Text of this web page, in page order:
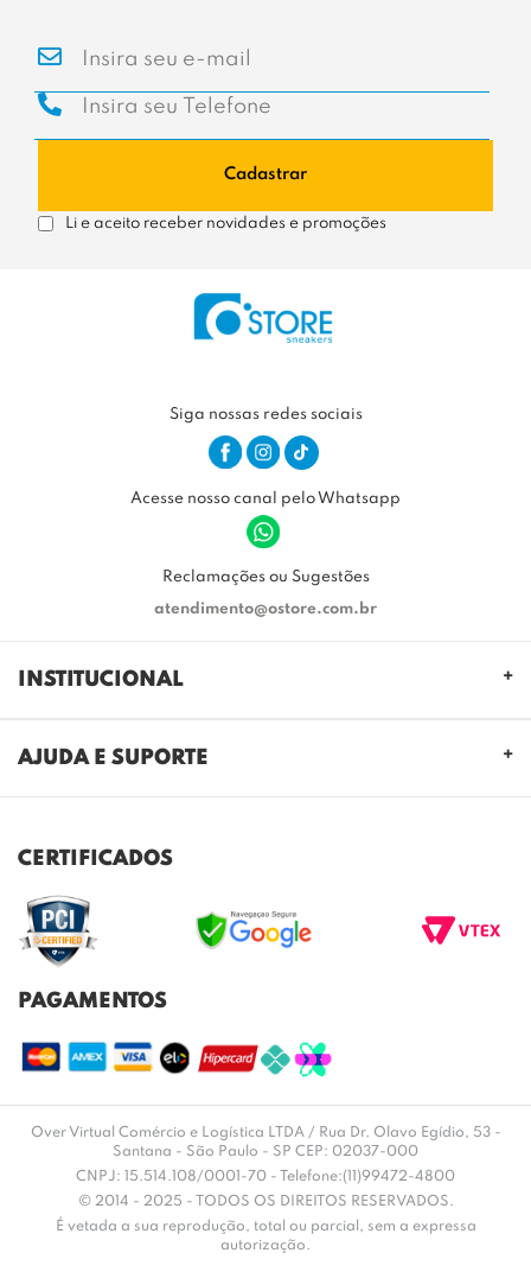
Cadastrar
Li e aceito receber novidades e promoções
Siga nossas redes sociais
Acesse nosso canal pelo Whatsapp
Reclamações ou Sugestões
atendimento@ostore.com.br
INSTITUCIONAL
REGULAMENTO CASHBACK
AJUDA E SUPORTE
TROCAS E DEVOLUÇÕES
ENVIO E ENTREGA
DÚVIDAS FREQUENTES
CERTIFICADOS
PAGAMENTOS
Over Virtual Comércio e Logística LTDA / Rua Dr. Olavo Egídio, 53 -
Santana - São Paulo - SP CEP: 02037-000
CNPJ: 15.514.108/0001-70 - Telefone:(11)99472-4800
© 2014 - 2025 - TODOS OS DIREITOS RESERVADOS.
É vetada a sua reprodução, total ou parcial, sem a expressa
autorização.